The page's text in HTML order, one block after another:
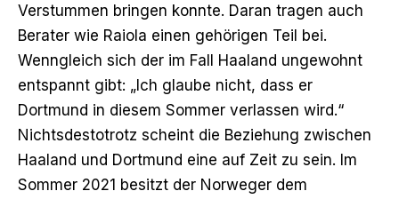
Verstummen bringen konnte. Daran tragen auch
Berater wie Raiola einen gehörigen Teil bei.
Wenngleich sich der im Fall Haaland ungewohnt
entspannt gibt: „Ich glaube nicht, dass er
Dortmund in diesem Sommer verlassen wird.“
Nichtsdestotrotz scheint die Beziehung zwischen
Haaland und Dortmund eine auf Zeit zu sein. Im
Sommer 2021 besitzt der Norweger dem